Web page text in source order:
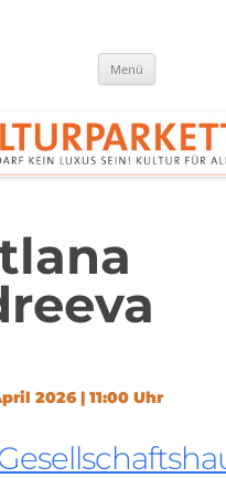
Menü
2026 | 11:00 Uhr